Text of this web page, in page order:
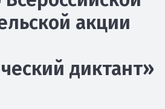
акции
диктант»